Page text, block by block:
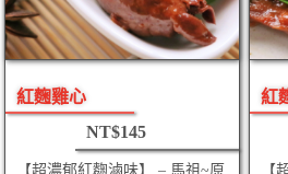
紅麴雞心
NT$145
【超濃郁紅麴滷味】 – 馬祖~原
紅
【